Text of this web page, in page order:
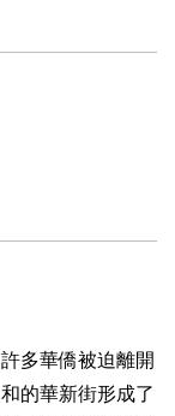
多華僑被迫離開
的華新街形成了